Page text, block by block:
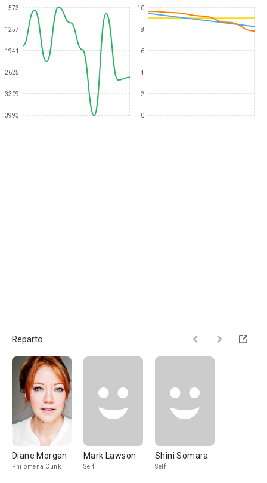
573
1257
1941
2625
3309
3993
10
8
6
4
2
0
Reparto
Diane Morgan
Philomena Cunk
Mark Lawson
Self
Shini Somara
Self